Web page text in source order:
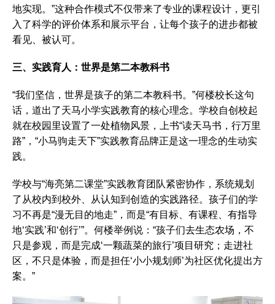
地实现。”这种合作模式不仅带来了专业的课程设计，更引
入了科学的评价体系和展示平台，让每个孩子的进步都被
看见、被认可。
三、实践育人：世界是第二本教科书
“我们坚信，世界是孩子的第二本教科书。”何楼校长这句
话，道出了天马小学实践教育的核心理念。学校自创校起
就在校园里设置了一处植物风景，上书“读天马书，行万里
路”，“小马驹走天下”实践教育品牌正是这一理念的生动实
践。
学校与“海亮第二课堂”实践教育团队紧密协作，系统规划
了从校内到校外、从认知到创造的实践路径。孩子们的学
习不再是“漫无目的地走”，而是“有目标、有课程、有指导
地‘实践’和‘创行’”。何楼举例说：“孩子们去生态农场，不
只是参观，而是完成‘一颗蔬菜的旅行’项目研究；走进社
区，不只是体验，而是担任‘小小规划师’为社区优化提出方
案。”